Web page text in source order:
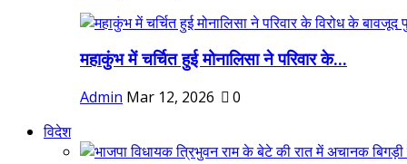
महाकुंभ में चर्चित हुई मोनालिसा ने परिवार के...
Admin Mar 12, 2026
0
विदेश